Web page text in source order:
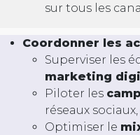
sur tous les
Coordonner les
Superviser les
marketing
Piloter les
réseaux sociaux,
Optimiser le